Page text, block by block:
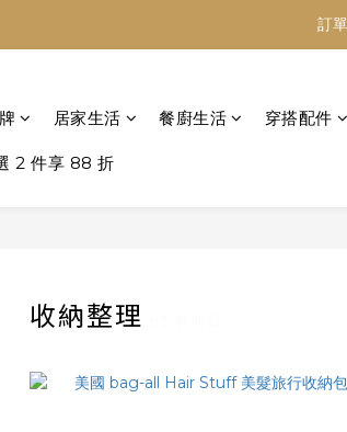
✨ Welcome
訂
✨ Welcome
居家生活 餐廚生活 穿搭配件
2 件享 88 折
收納整理